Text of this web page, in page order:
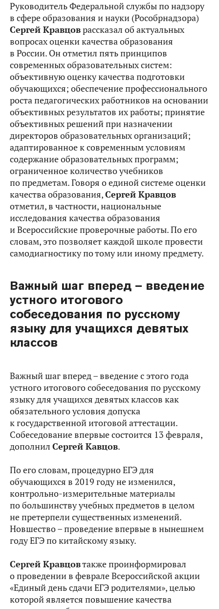
Руководитель Федеральной службы по надзору
в сфере образования и науки (Рособрнадзора)
Сергей Кравцоврассказал об актуальных
вопросах оценки качества образования
в России. Он отметил пять принципов
современных образовательных систем:
объективную оценку качества подготовки
обучающихся; обеспечение профессионального
роста педагогических работников на основании
объективных результатов их работы; принятие
объективных решений при назначении
директоров образовательных организаций;
адаптированное к современным условиям
содержание образовательных программ;
ограниченное количество учебников
по предметам. Говоря о единой системе оценки
качества образования,Сергей Кравцов
отметил, в частности, национальные
исследования качества образования
и Всероссийские проверочные работы. По его
словам, это позволяет каждой школе провести
самодиагностику по тому или иному предмету.
Важный шаг вперед – введение
устного итогового
собеседования по русскому
языку для учащихся девятых
классов
Важный шаг вперед – введение с этого года
устного итогового собеседования по русскому
языку для учащихся девятых классов как
обязательного условия допуска
к государственной итоговой аттестации.
Собеседование впервые состоится 13 февраля,
дополнил Сергей Кавцов.
По его словам, процедурно ЕГЭ для
обучающихся в 2019 году не изменился,
контрольно-измерительные материалы
по большинству учебных предметов в целом
не претерпели существенных изменений.
Новшество – проведение впервые в нынешнем
году ЕГЭ по китайскому языку.
Сергей Кравцовтакже проинформировал
о проведении в феврале Всероссийской акции
«Единый день сдачи ЕГЭ родителями», целью
которой является повышение качества